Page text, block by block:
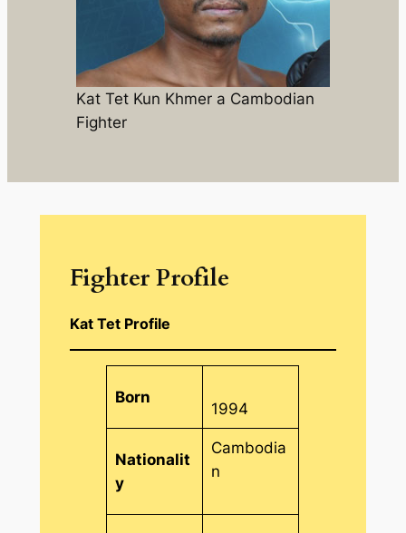
Kat Tet Kun Khmer a Cambodian
Fighter
Fighter Profile
Kat Tet Profile
Born
1994
Nationalit
y
Cambodia
n